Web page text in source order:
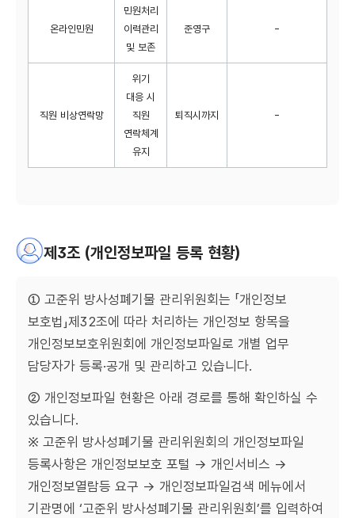
온라인민원
민원처리
이력관리
및 보존
준영구 -
직원 비상연락망
위기
대응 시
직원
연락체계
유지
퇴직시까지 -
제3조 (개인정보파일 등록 현황)
① 고준위 방사성폐기물 관리위원회는 「개인정보
보호법」제32조에 따라 처리하는 개인정보 항목을
개인정보보호위원회에 개인정보파일로 개별 업무
담당자가 등록·공개 및 관리하고 있습니다.
② 개인정보파일 현황은 아래 경로를 통해 확인하실 수
있습니다.
※ 고준위 방사성폐기물 관리위원회의 개인정보파일
등록사항은 개인정보보호 포털 → 개인서비스 →
개인정보열람등 요구 → 개인정보파일검색 메뉴에서
기관명에 ‘고준위 방사성폐기물 관리위원회’를 입력하여